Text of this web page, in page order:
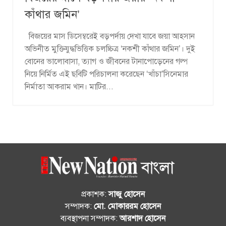
কাঁথার জমিন’
বিজয়ের মাস ডিসেম্বরেই বড়পর্দায় দেখা যাবে জয়া আহসান
অভিনীত মুক্তিযুদ্ধভিত্তিক চলচ্চিত্র ‘নকশী কাঁথার জমিন’। দুই
বোনের ভালোবাসা, ত্যাগ ও জীবনের টানাপোড়েনের গল্প
নিয়ে নির্মিত এই ছবিটি পরিচালনা করেছেন ‘খাঁচা’সিনেমার
নির্মাতা আকরাম খান। মাটির...
প্রকাশক:সাজু হোসেন
সম্পাদক: মো. মোকাররম হোসেন
ব্যবস্থাপনা সম্পাদক:আরশাদ হোসেন